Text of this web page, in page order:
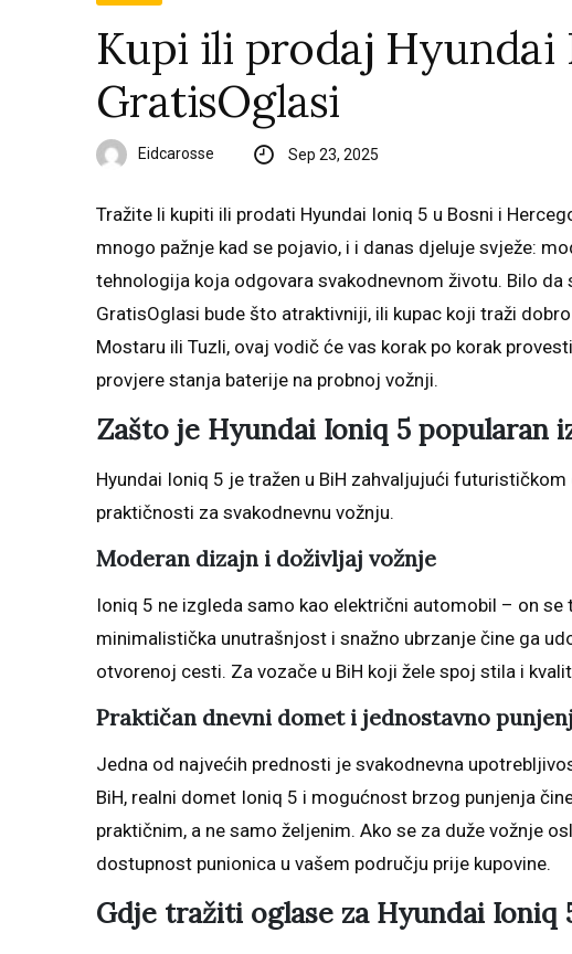
Kupi ili prodaj Hyundai
GratisOglasi
Eidcarosse Sep 23, 2025
Tražite li kupiti ili prodati Hyundai Ioniq 5 u Bosni i
mnogo pažnje kad se pojavio, i i danas djeluje svježe:
tehnologija koja odgovara svakodnevnom životu. Bilo
GratisOglasi bude što atraktivniji, ili kupac koji traži
Mostaru ili Tuzli, ovaj vodič će vas korak po korak
provjere stanja baterije na probnoj vožnji.
Zašto je Hyundai Ioniq 5 popularan
Hyundai Ioniq 5 je tražen u BiH zahvaljujući
praktičnosti za svakodnevnu vožnju.
Moderan dizajn i doživljaj vožnje
Ioniq 5 ne izgleda samo kao električni automobil – on se
minimalistička unutrašnjost i snažno ubrzanje čine ga
otvorenoj cesti. Za vozače u BiH koji žele spoj stila i
Praktičan dnevni domet i jednostavno
Jedna od najvećih prednosti je svakodnevna
BiH, realni domet Ioniq 5 i mogućnost brzog punjenja
praktičnim, a ne samo željenim. Ako se za duže vožnje
dostupnost punionica u vašem području prije kupovine.
Gdje tražiti oglase za Hyundai Ioniq